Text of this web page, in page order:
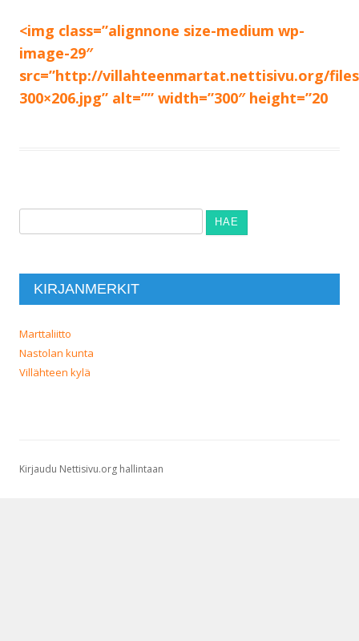
<img class=”alignnone size-medium wp-
image-29″
src=”http://villahteenmartat.nettisivu.org/
300×206.jpg” alt=”” width=”300″ height=”20
KIRJANMERKIT
Marttaliitto
Nastolan kunta
Villähteen kylä
Kirjaudu Nettisivu.org hallintaan